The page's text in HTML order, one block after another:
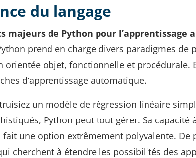
du langage
majeurs de Python pour l’apprentissage
prend en charge divers paradigmes de
orientée objet, fonctionnelle et procédurale.
d’apprentissage automatique.
un modèle de régression linéaire
Python peut tout gérer. Sa capacité
fait une option extrêmement polyvalente. De
cherchent à étendre les possibilités des